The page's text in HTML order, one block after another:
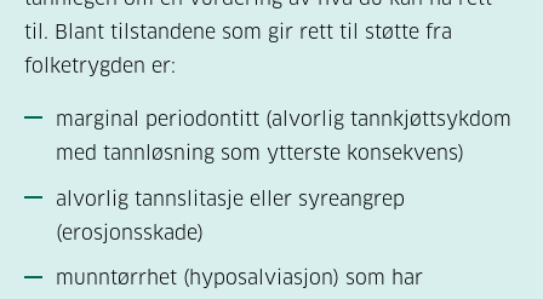
til. Blant tilstandene som gir rett til støtte fra
folketrygden er:
marginal periodontitt (alvorlig tannkjøttsykdom
med tannløsning som ytterste konsekvens)
alvorlig tannslitasje eller syreangrep
(erosjonsskade)
munntørrhet (hyposalviasjon) som har